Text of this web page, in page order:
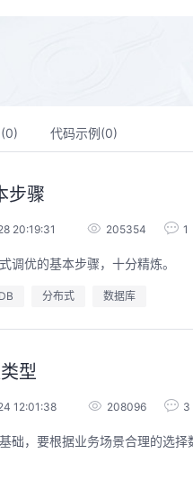
0) 代码示例(0)
步骤
20:19:31 205354 1
调优的基本步骤，十分精炼。
分布式 数据库
型
12:01:38 208096 3
础，要根据业务场景合理的选择
林华鼎-华